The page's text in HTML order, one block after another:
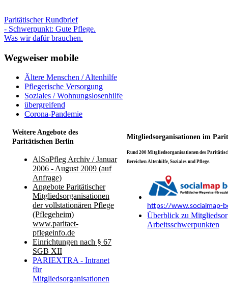
Paritätischer Rundbrief
- Schwerpunkt: Gute Pflege.
Was wir dafür brauchen.
Wegweiser mobile
Ältere Menschen / Altenhilfe
Pflegerische Versorgung
Soziales / Wohnungslosenhilfe
übergreifend
Corona-Pandemie
Weitere Angebote des
Paritätischen Berlin
Mitgliedsorganisationen im
AlSoPfleg Archiv / Januar
2006 - August 2009 (auf
Anfrage)
Angebote Paritätischer
Mitgliedsorganisationen
der vollstationären Pflege
(Pflegeheim)
www.paritaet-
pflegeinfo.de
Einrichtungen nach § 67
SGB XII
PARIEXTRA - Intranet
für
Mitgliedsorganisationen
Rund 200 Mitgliedsorganisationen des
Bereichen Altenhilfe, Soziales und Pflege.
https://www.socialmap-
Überblick zu
Arbeitsschwerpunkten